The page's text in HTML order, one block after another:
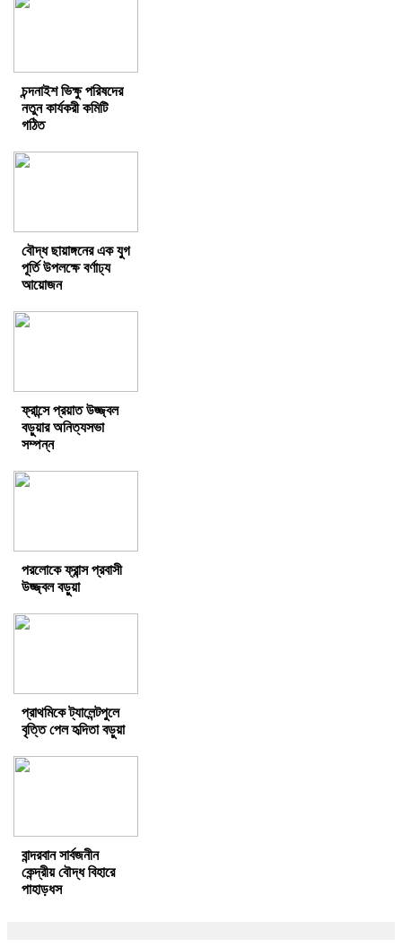
চন্দনাইশ ভিক্ষু পরিষদের
নতুন কার্যকরী কমিটি
গঠিত
বৌদ্ধ ছায়াঙ্গনের এক যুগ
পূর্তি উপলক্ষে বর্ণাঢ্য
আয়োজন
ফ্রান্সে প্রয়াত উজ্জ্বল
বড়ুয়ার অনিত্যসভা
সম্পন্ন
পরলোকে ফ্রান্স প্রবাসী
উজ্জ্বল বড়ুয়া
প্রাথমিকে ট্যালেন্টপুলে
বৃত্তি পেল হৃদিতা বড়ুয়া
বান্দরবান সার্বজনীন
কেন্দ্রীয় বৌদ্ধ বিহারে
পাহাড়ধস